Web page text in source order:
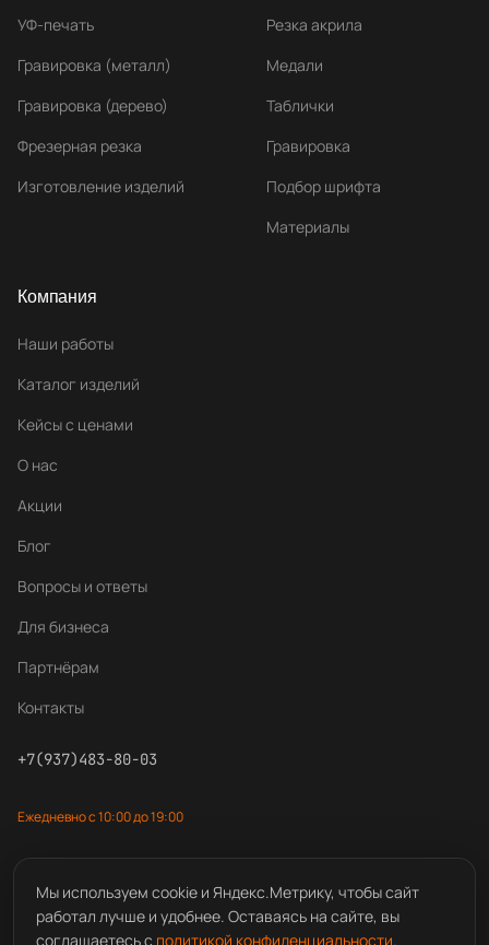
УФ-печать
Гравировка (металл)
Гравировка (дерево)
Фрезерная резка
Изготовление изделий
Резка акрила
Медали
Таблички
Гравировка
Подбор шрифта
Материалы
Компания
Наши работы
Каталог изделий
Кейсы с ценами
О нас
Акции
Блог
Вопросы и ответы
Для бизнеса
Партнёрам
Контакты
+7(937)483-80-03
Ежедневно с 10:00 до 19:00
© 2025 Центр лазерной резки
Мы используем cookie и Яндекс.Метрику, чтобы сайт
работал лучше и удобнее. Оставаясь на сайте, вы
соглашаетесь с политикой конфиденциальности.